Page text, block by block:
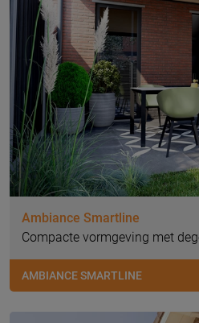
Ambiance Smartline
Compacte vormgeving met
AMBIANCE SMARTLINE